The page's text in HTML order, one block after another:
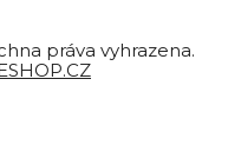
práva vyhrazena.